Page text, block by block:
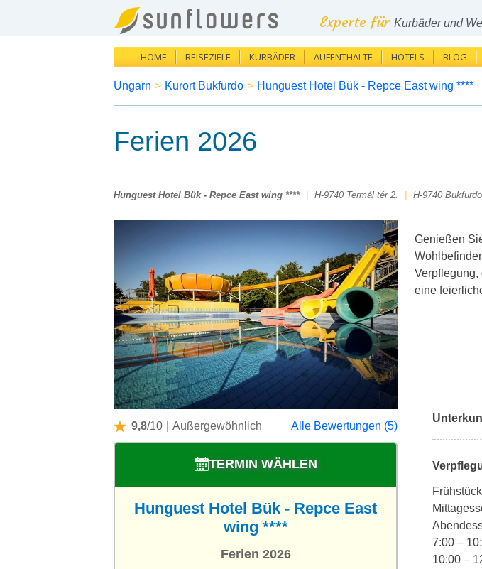
Experte für Kurbäder und
HOME REISEZIELE KURBÄDER AUFENTHALTE HOTELS BLOG
Ungarn > Kurort Bukfurdo > Hunguest Hotel Bük - Repce East wing ****
Ferien 2026
Hunguest Hotel Bük - Repce East wing **** H-9740 Termál tér 2. H-9740 Bukfurdo
9,8/10 Außergewöhnlich Alle Bewertungen (5)
TERMIN WÄHLEN
Hunguest Hotel Bük - Repce East
wing ****
Ferien 2026
Genießen
Verpflegung,
eine
7:00 –
10:00 –